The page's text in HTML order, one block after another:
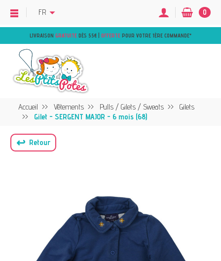
LIVRAISON GRATUITE DÈS 55€ | OFFERTE POUR VOTRE 1ÈRE COMMANDE*
FR 0
Accueil Vêtements Pulls / Gilets / Sweats
Gilets
Gilet - SERGENT MAJOR - 6 mois (68)
↩ Retour